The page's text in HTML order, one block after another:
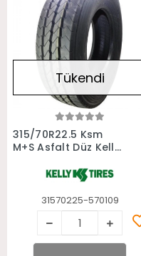
Stokta Yok
Tükendi
315/70R22.5 Ksm
M+S Asfalt Düz Kelly
31570225-570109